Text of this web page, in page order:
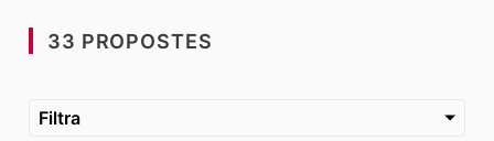
33 PROPOSTES
Filtra